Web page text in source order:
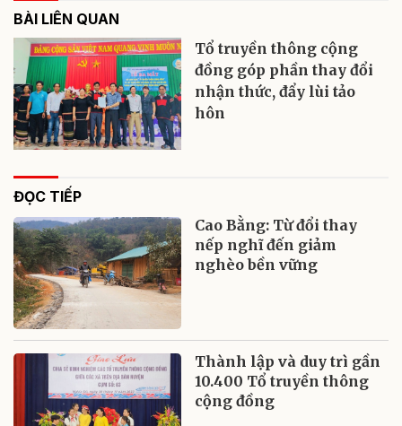
BÀI LIÊN QUAN
Tổ truyền thông cộng
đồng góp phần thay đổi
nhận thức, đẩy lùi tảo
hôn
ĐỌC TIẾP
Cao Bằng: Từ đổi thay
nếp nghĩ đến giảm
nghèo bền vững
Thành lập và duy trì gần
10.400 Tổ truyền thông
cộng đồng